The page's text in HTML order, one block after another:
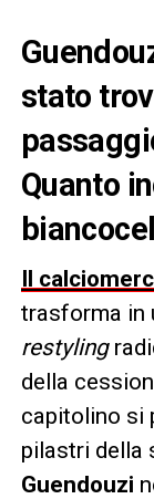
stato
Quanto
Il
trasforma in
restyling
della
capitolino si
pilastri della
Guendouzi